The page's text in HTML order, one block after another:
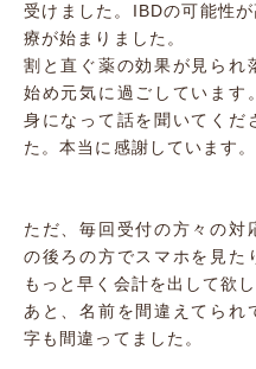
受けました。IBDの可能性
療が始まりました。
割と直ぐ薬の効果が見られ
始め元気に過ごしています
身になって話を聞いてくだ
た。本当に感謝しています。
ただ、毎回受付の方々の対
の後ろの方でスマホを見た
もっと早く会計を出して欲し
あと、名前を間違えてられ
字も間違ってました。